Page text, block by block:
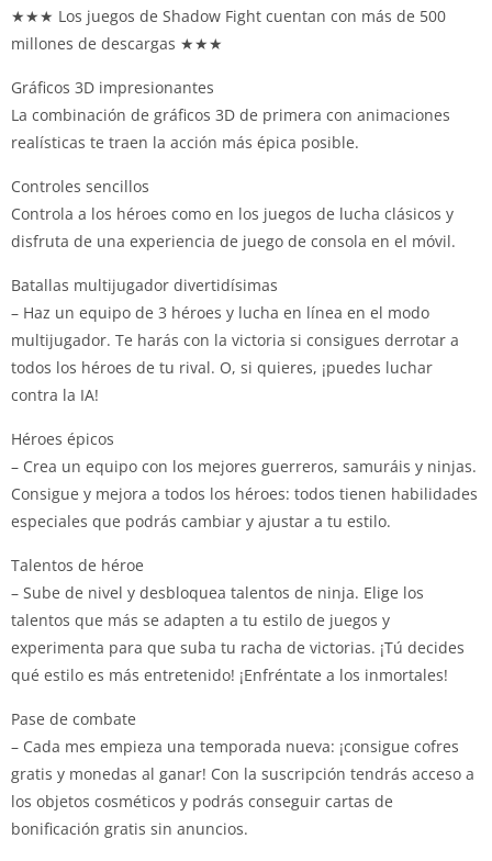
★★★ Los juegos de Shadow Fight cuentan con más de 500
millones de descargas ★★★
Gráficos 3D impresionantes
La combinación de gráficos 3D de primera con animaciones
realísticas te traen la acción más épica posible.
Controles sencillos
Controla a los héroes como en los juegos de lucha clásicos y
disfruta de una experiencia de juego de consola en el móvil.
Batallas multijugador divertidísimas
– Haz un equipo de 3 héroes y lucha en línea en el modo
multijugador. Te harás con la victoria si consigues derrotar a
todos los héroes de tu rival. O, si quieres, ¡puedes luchar
contra la IA!
Héroes épicos
– Crea un equipo con los mejores guerreros, samuráis y ninjas.
Consigue y mejora a todos los héroes: todos tienen habilidades
especiales que podrás cambiar y ajustar a tu estilo.
Talentos de héroe
– Sube de nivel y desbloquea talentos de ninja. Elige los
talentos que más se adapten a tu estilo de juegos y
experimenta para que suba tu racha de victorias. ¡Tú decides
qué estilo es más entretenido! ¡Enfréntate a los inmortales!
Pase de combate
– Cada mes empieza una temporada nueva: ¡consigue cofres
gratis y monedas al ganar! Con la suscripción tendrás acceso a
los objetos cosméticos y podrás conseguir cartas de
bonificación gratis sin anuncios.